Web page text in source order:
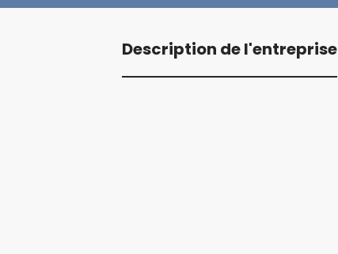
Description de l'entreprise